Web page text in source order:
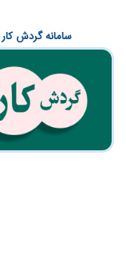
سامانه گردش کار